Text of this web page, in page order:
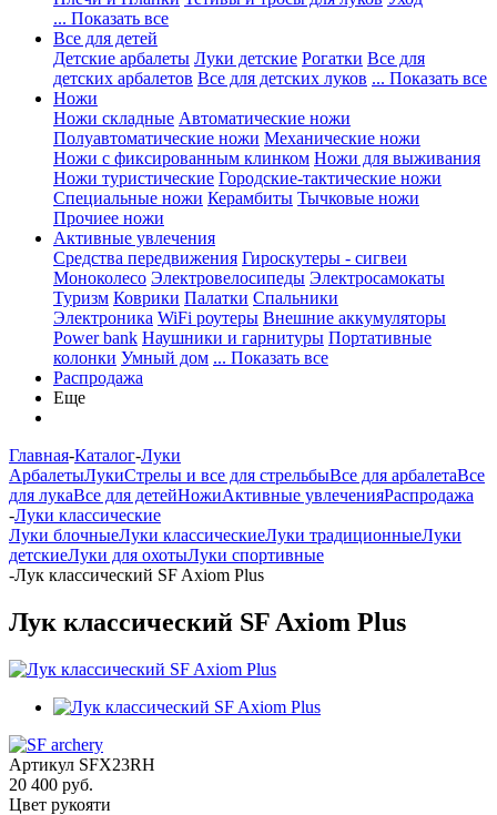
... Показать все
Все для детей
Детские арбалеты Луки детские Рогатки Все для
детских арбалетов Все для детских луков ... Показать все
Ножи
Ножи складные Автоматические ножи
Полуавтоматические ножи Механические ножи
Ножи с фиксированным клинком Ножи для выживания
Ножи туристические Городские-тактические ножи
Специальные ножи Керамбиты Тычковые ножи
Прочиее ножи
Активные увлечения
Средства передвижения Гироскутеры - сигвеи
Моноколесо Электровелосипеды Электросамокаты
Туризм Коврики Палатки Спальники
Электроника WiFi роутеры Внешние аккумуляторы
Power bank Наушники и гарнитуры Портативные
колонки Умный дом ... Показать все
Распродажа
Еще
Главная-Каталог-Луки
АрбалетыЛукиСтрелы и все для стрельбыВсе для арбалетаВсе
для лукаВсе для детейНожиАктивные увлеченияРаспродажа
-Луки классические
Луки блочныеЛуки классическиеЛуки традиционныеЛуки
детскиеЛуки для охотыЛуки спортивные
-Лук классический SF Axiom Plus
Лук классический SF Axiom Plus
Артикул SFX23RH
20 400 руб.
Цвет рукояти